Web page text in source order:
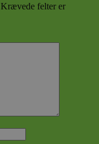
Krævede felter er